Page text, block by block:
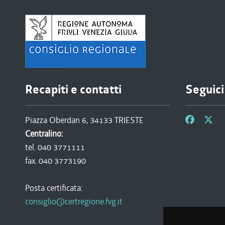
Recapiti e contatti
Piazza Oberdan 6, 34133 TRIESTE
Centralino:
tel. 040 3771111
fax. 040 3773190
Posta certificata:
consiglio@certregione.fvg.it